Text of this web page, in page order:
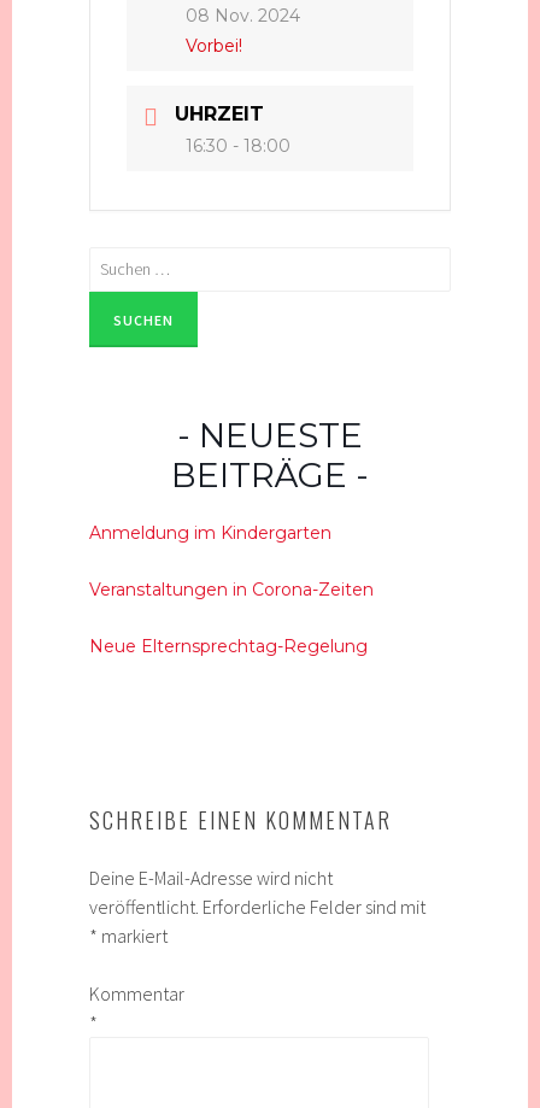
08 Nov. 2024
Vorbei!
UHRZEIT
16:30 - 18:00
Suchen
nach:
NEUESTE
BEITRÄGE
Anmeldung im Kindergarten
Veranstaltungen in Corona-Zeiten
Neue Elternsprechtag-Regelung
SCHREIBE EINEN KOMMENTAR
Deine E-Mail-Adresse wird nicht
veröffentlicht. Erforderliche Felder sind mit
* markiert
Kommentar
*